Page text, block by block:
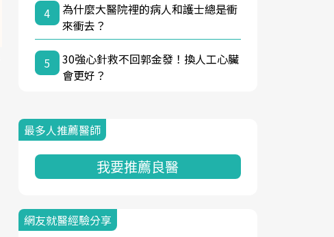
4
為什麼大醫院裡的病人和護士總是衝
來衝去？
5
30強心針救不回郭金發！換人工心臟
會更好？
最多人推薦醫師
我要推薦良醫
網友就醫經驗分享